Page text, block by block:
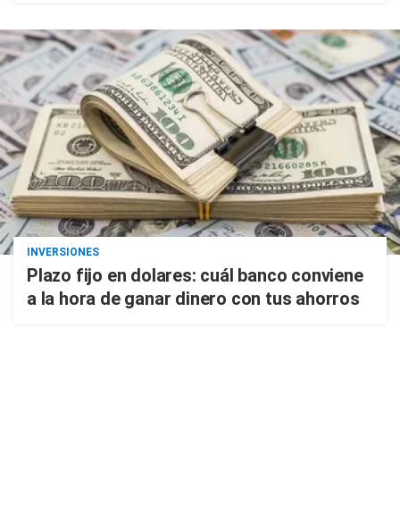
INVERSIONES
Plazo fijo en dolares: cuál banco conviene
a la hora de ganar dinero con tus ahorros